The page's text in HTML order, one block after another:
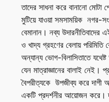
তাদের সাধনা করে বানানো মোটা
মুটিয়ে যাওয়া সমসাময়িক নগর-
বেমানান। নব্য
ও খাদ্য গ্রহণের বেলায়
অন্যান্য ভোগ-বিলাসিতাতে
যেন মাত্রাজ্ঞানের বালাই নেই।
বৈপরীত্যকে উপজীব্য করে দাগী
একটি প্রদর্শনীর আয়োজন করে।